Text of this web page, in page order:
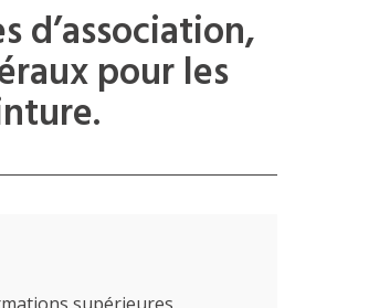
d’association,
pour les